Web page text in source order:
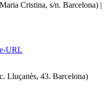
Cristina, s/n. Barcelona) |
URL
Lluçanès, 43. Barcelona)